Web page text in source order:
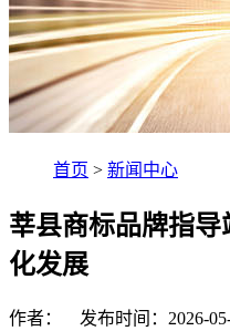
首页 > 新闻中心
莘县商标品牌指
化发展
作者： 发布时间：2026-